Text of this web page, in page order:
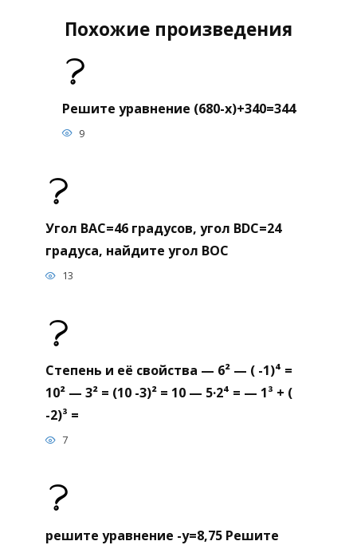
Похожие произведения
Решите уравнение (680-х)+340=344
9
Угол BAC=46 градусов, угол BDC=24
градуса, найдите угол BOC
13
Степень и её свойства — 6² — ( -1)⁴ =
10² — 3² = (10 -3)² = 10 — 5·2⁴ = — 1³ + (
-2)³ =
7
решите уравнение -y=8,75 Решите